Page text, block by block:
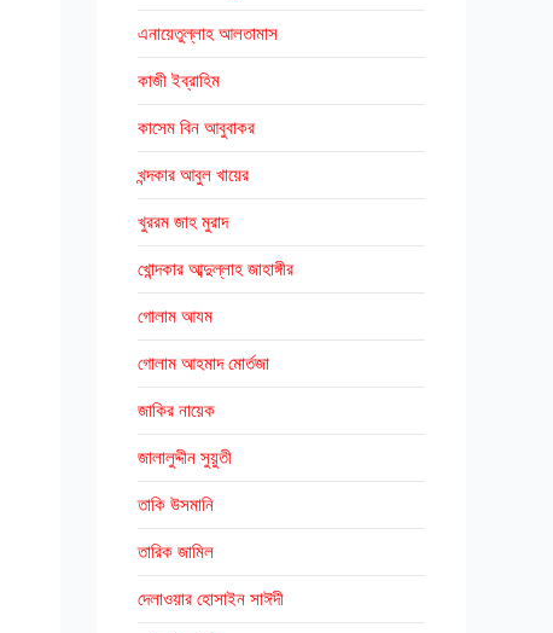
এনায়েতুল্লাহ আলতামাস
কাজী ইব্রাহিম
কাসেম বিন আবুবাকর
খন্দকার আবুল খায়ের
খুররম জাহ মুরাদ
খোন্দকার আব্দুল্লাহ জাহাঙ্গীর
গোলাম আযম
গোলাম আহমাদ মোর্তজা
জাকির নায়েক
জালালুদ্দীন সুয়ুতী
তাকি উসমানি
তারিক জামিল
দেলাওয়ার হোসাইন সাঈদী